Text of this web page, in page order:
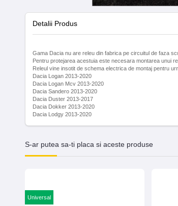
Detalii Produs
Gama Dacia nu are releu din fabrica pe circuitul de faza
Pentru protejarea acestuia este necesara montarea unui
Releul vine insotit de schema electrica de montaj pentru
Dacia Logan 2013-2020
Dacia Logan Mcv 2013-2020
Dacia Sandero 2013-2020
Dacia Duster 2013-2017
Dacia Dokker 2013-2020
Dacia Lodgy 2013-2020
S-ar putea sa-ti placa si aceste produse
Universal